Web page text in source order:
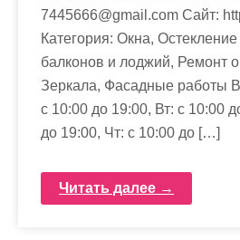
7445666@gmail.com Cайт:
Категория: Окна, Остекление
балконов и лоджий, Ремонт
Зеркала, Фасадные работы
с 10:00 до 19:00, Вт: с 10:00
до 19:00, Чт: с 10:00 до […]
Читать далее →